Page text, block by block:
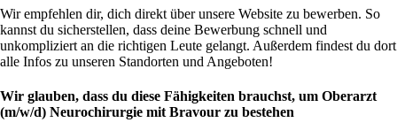
Wir empfehlen dir, dich direkt über unsere Website zu bewerben. So
kannst du sicherstellen, dass deine Bewerbung schnell und
unkompliziert an die richtigen Leute gelangt. Außerdem findest du dort
alle Infos zu unseren Standorten und Angeboten!
Wir glauben, dass du diese Fähigkeiten brauchst, um Oberarzt
(m/w/d) Neurochirurgie mit Bravour zu bestehen